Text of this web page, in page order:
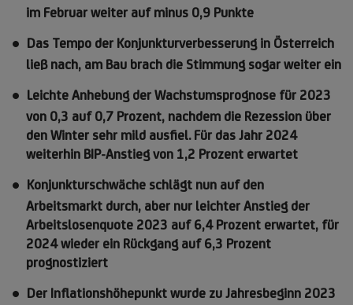
im Februar weiter auf minus 0,9 Punkte
Das Tempo der Konjunkturverbesserung in Österreich
ließ nach, am Bau brach die Stimmung sogar weiter ein
Leichte Anhebung der Wachstumsprognose für 2023
von 0,3 auf 0,7 Prozent, nachdem die Rezession über
den Winter sehr mild ausfiel. Für das Jahr 2024
weiterhin BIP-Anstieg von 1,2 Prozent erwartet
Konjunkturschwäche schlägt nun auf den
Arbeitsmarkt durch, aber nur leichter Anstieg der
Arbeitslosenquote 2023 auf 6,4 Prozent erwartet, für
2024 wieder ein Rückgang auf 6,3 Prozent
prognostiziert
Der Inflationshöhepunkt wurde zu Jahresbeginn 2023